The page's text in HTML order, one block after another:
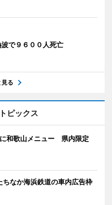
波で９６００人死亡
見る
ピックス
和歌山メニュー 県内限定
ちなか海浜鉄道の車内広告枠